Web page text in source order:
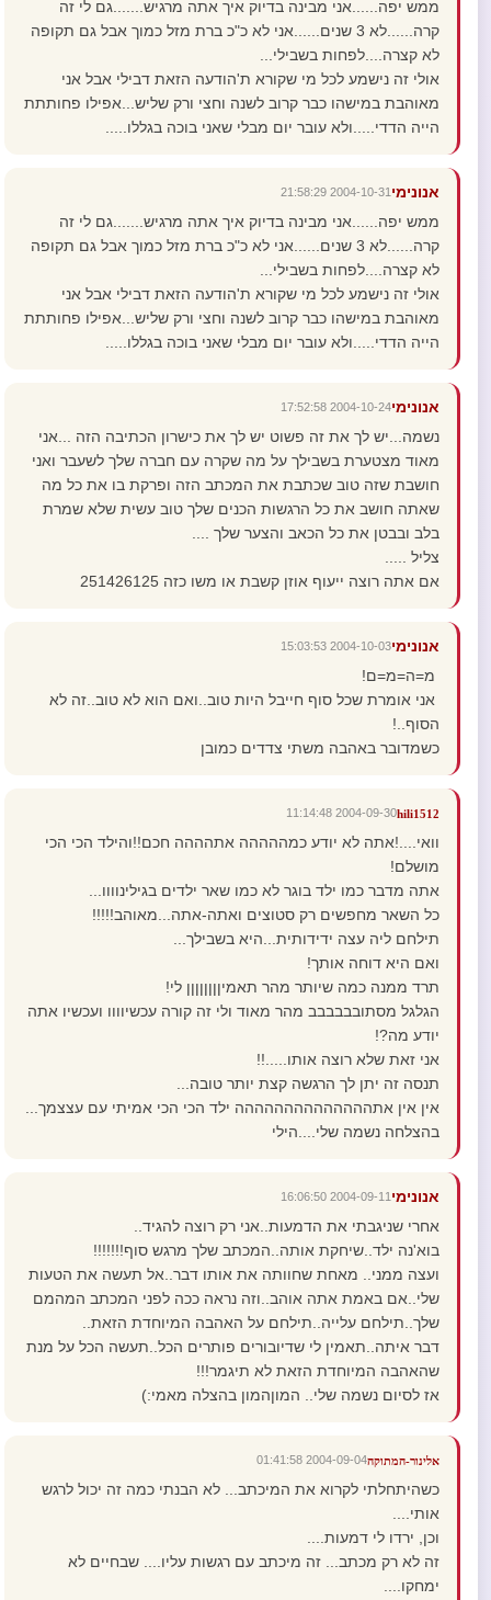
ממש יפה......אני מבינה בדיוק איך אתה מרגיש.......גם לי זה
קרה......לא 3 שנים......אני לא כ"כ ברת מזל כמוך אבל גם תקופה
לא קצרה....לפחות בשבילי...
אולי זה נישמע לכל מי שקורא ת'הודעה הזאת דבילי אבל אני
מאוהבת במישהו כבר קרוב לשנה וחצי ורק שליש...אפילו פחותתת
הייה הדדי.....ולא עובר יום מבלי שאני בוכה בגללו.....
אנונימי 2004-10-31 21:58:29
ממש יפה......אני מבינה בדיוק איך אתה מרגיש.......גם לי זה
קרה......לא 3 שנים......אני לא כ"כ ברת מזל כמוך אבל גם תקופה
לא קצרה....לפחות בשבילי...
אולי זה נישמע לכל מי שקורא ת'הודעה הזאת דבילי אבל אני
מאוהבת במישהו כבר קרוב לשנה וחצי ורק שליש...אפילו פחותתת
הייה הדדי.....ולא עובר יום מבלי שאני בוכה בגללו.....
אנונימי2004-10-24 17:52:58
נשמה...יש לך את זה פשוט יש לך את כישרון הכתיבה הזה ...אני
מאוד מצטערת בשבילך על מה שקרה עם חברה שלך לשעבר ואני
חושבת שזה טוב שכתבת את המכתב הזה ופרקת בו את כל מה
שאתה חושב את כל הרגשות הכנים שלך טוב עשית שלא שמרת
בלב ובבטן את כל הכאב והצער שלך ....
צליל .....
אם אתה רוצה ייעוף אוזן קשבת או משו כזה 251426125
אנונימי2004-10-03 15:03:53
מ=ה=מ=ם!
אני אומרת שכל סוף חייבל היות טוב..ואם הוא לא טוב..זה לא
הסוף..!
כשמדובר באהבה משתי צדדים כמובן
hili1512
2004-09-30 11:14:48
וואי....!אתה לא יודע כמההההה אתהההה חכם!!והילד הכי הכי
מושלם!
אתה מדבר כמו ילד בוגר לא כמו שאר ילדים בגילינוווו...
כל השאר מחפשים רק סטוצים ואתה-אתה...מאוהב!!!!!
תילחם ליה עצה ידידותית...היא בשבילך...
ואם היא דוחה אותך!
תרד ממנה כמה שיותר מהר תאמיןןןןןןןן לי!
הגלגל מסתובבבבבב מהר מאוד ולי זה קורה עכשיוווו ועכשיו אתה
יודע מה?!
אני זאת שלא רוצה אותו.....!!
תנסה זה יתן לך הרגשה קצת יותר טובה...
אין אין אתהההההההההההההה ילד הכי הכי אמיתי עם עצצמך...
בהצלחה נשמה שלי....הילי
אנונימי 2004-09-11 16:06:50
אחרי שניגבתי את הדמעות..אני רק רוצה להגיד..
בוא'נה ילד..שיחקת אותה..המכתב שלך מרגש סוף!!!!!!!
ועצה ממני.. מאחת שחוותה את אותו דבר..אל תעשה את הטעות
שלי..אם באמת אתה אוהב..וזה נראה ככה לפני המכתב המהמם
שלך..תילחם עלייה..תילחם על האהבה המיוחדת הזאת..
דבר איתה..תאמין לי שדיובורים פותרים הכל..תעשה הכל על מנת
שהאהבה המיוחדת הזאת לא תיגמר!!!
אז לסיום נשמה שלי.. המוןהמון בהצלה מאמי:)
אלינור-המתוקה2004-09-04 01:41:58
כשהיתחלתי לקרוא את המיכתב... לא הבנתי כמה זה יכול לרגש
אותי....
וכן, ירדו לי דמעות....
זה לא רק מכתב... זה מיכתב עם רגשות עליו.... שבחיים לא
ימחקו....